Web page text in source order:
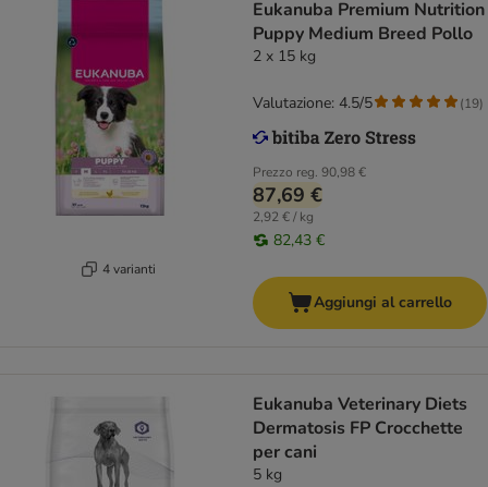
4 varianti
Eukanuba Premium Nutrition
Puppy Medium Breed Pollo
2 x 15 kg
Prezzo reg. 90,98 €
87,69 €
2,92 € / kg
82,43 €
Valutazione: 4.5/5 (19)
Aggiungi al carrello
Eukanuba Veterinary Diets
Dermatosis FP Crocchette
per cani
5 kg